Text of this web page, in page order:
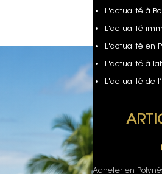
L'actualité à
L'actualité
L'actualité en
L'actualité à
L'actualité de
Acheter en